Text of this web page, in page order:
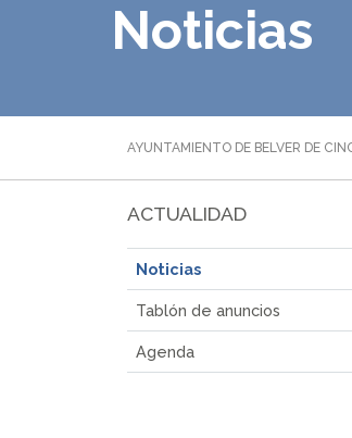
Noticias
AYUNTAMIENTO DE BELVER DE
ACTUALIDAD
Noticias
Tablón de anuncios
Agenda